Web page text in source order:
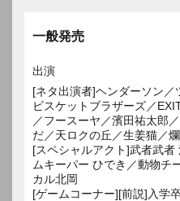
一般発売
出演
[ネタ出演者]ヘンダーソン／
ビスケットブラザーズ／
／フースーヤ／濱田祐太郎
だ／天ロクの丘／生姜猫／
[スペシャルアクト]武者武
ムキーパー ひでき／動物チ
カル北岡
[ゲームコーナー][前説]入学